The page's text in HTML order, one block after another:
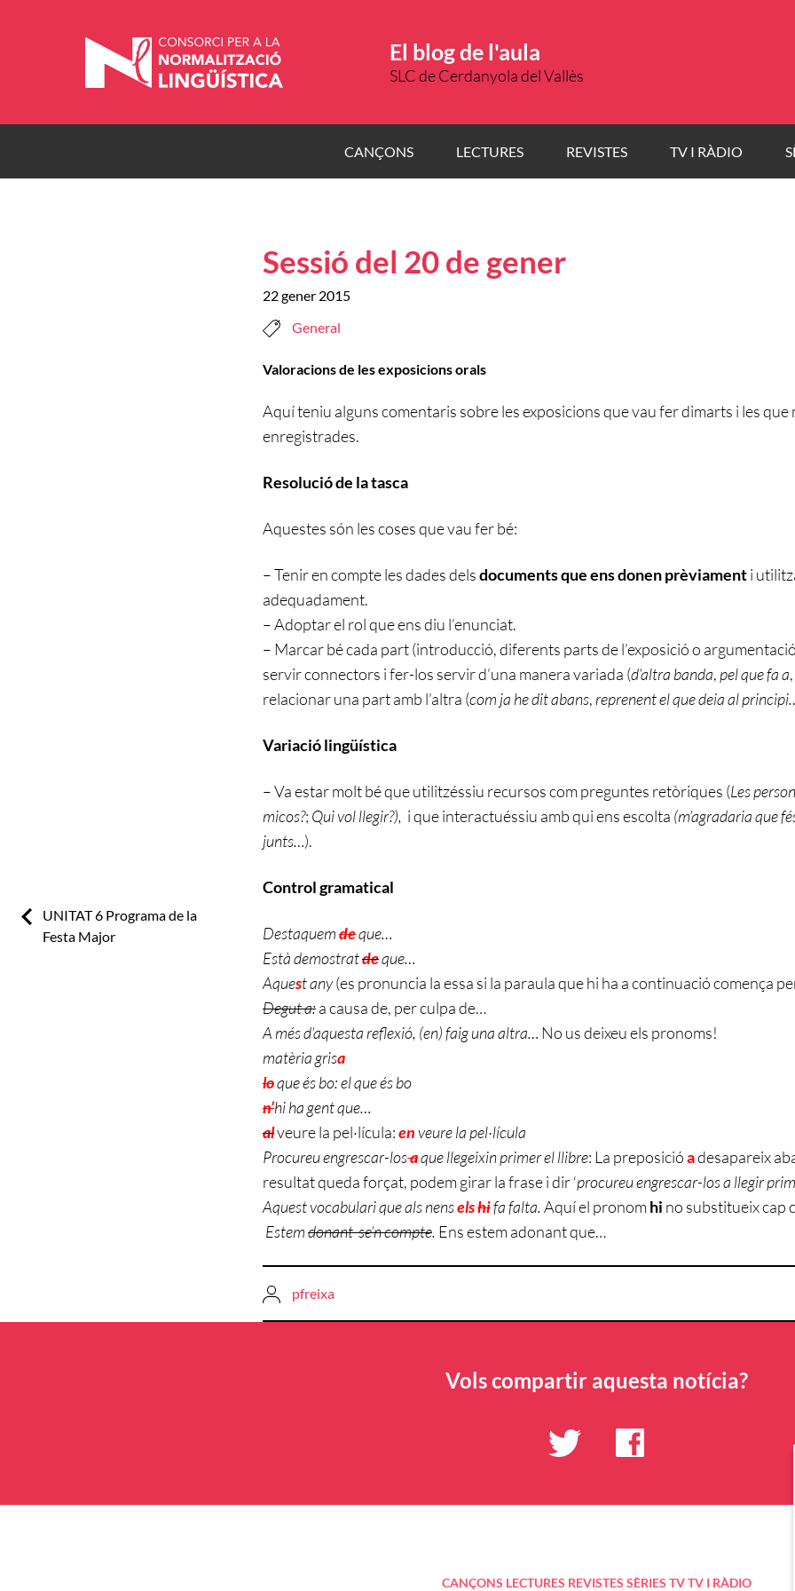
El blog de l'aula
SLC de Cerdanyola del Vallès
CANÇONS LECTURES REVISTES TV I RÀDIO
Sessió del 20 de gener
22 gener 2015
General
Valoracions de les exposicions orals
Aquí teniu alguns comentaris sobre les exposicions que vau fer dimarts i les que
enregistrades.
Resolució de la tasca
Aquestes són les coses que vau fer bé:
– Tenir en compte les dades delsdocuments que ens donen prèviamenti
adequadament.
– Adoptar el rol que ens diu l’enunciat.
– Marcar bé cada part (introducció, diferents parts de l’exposició o
servir connectors i fer-los servir d’una manera variada (d’altra banda, pel que fa a,
relacionar una part amb l’altra (com ja he dit abans, reprenent el que deia al
Variació lingüística
– Va estar molt bé que utilitzéssiu recursos com preguntes retòriques (Les
micos?; Qui vol llegir?), i que interactuéssiu amb qui ens escolta (m’agradaria que
junts…).
Control gramatical
Destaquemdeque…
Està demostratdeque…
Aquest any(es pronuncia la essa si la paraula que hi ha a continuació comença
Degut a:a causa de, per culpa de…
A més d’aquesta reflexió, (en) faig una altra… No us deixeu els pronoms!
matèria grisa
loque és bo: el que és bo
n’hi ha gent que…
alveure la pel·lícula:enveure la pel·lícula
Procureu engrescar-losaque llegeixin primer el llibre: La preposicióadesapareix
resultat queda forçat, podem girar la frase i dir ‘procureu engrescar-los a llegir
Aquest vocabulari que als nenselshifa falta. Aquí el pronomhi no substitueix cap
Estemdonant-se’n compte. Ens estem adonant que…
pfreixa
Previous:
UNITAT 6 Programa de la
Festa Major
Vols compartir aquesta notícia?
CANÇONS LECTURES REVISTES SÈRIES TV TV I RÀDIO